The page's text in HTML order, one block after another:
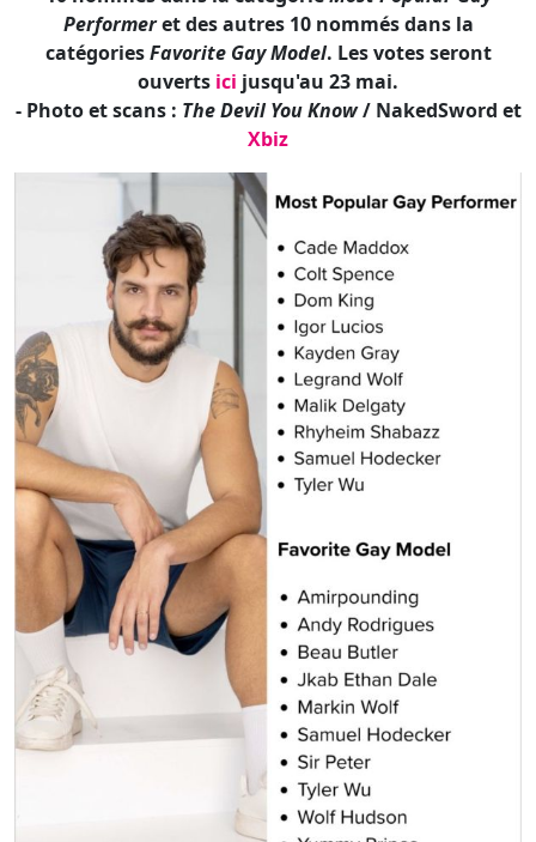
Sorti de sa période de repos (voirici), Hodecker était
superbement présent auxGrabbys Europe Awards
Samuel Hodecker